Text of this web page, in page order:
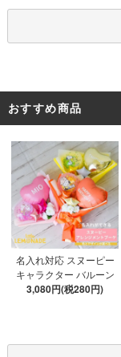
おすすめ商品
名入れ対応 スヌーピー
キャラクター バルーン
ブーケ 選べる7種 【膨ら
3,080円(税280円)